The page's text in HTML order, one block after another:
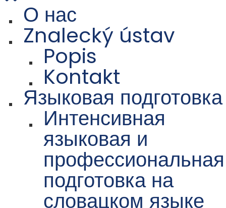
О нас
Znalecký ústav
Popis
Kontakt
Языковая подготовка
Интенсивная
языковая и
профессиональная
подготовка на
словацком языке